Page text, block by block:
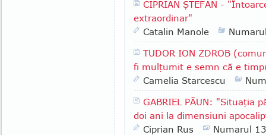
CIPRIAN ŞTEFAN -
extraordinar"
Catalin Manole
TUDOR ION ZDROB
fi mulţumit e semn că e
Camelia Starcescu
GABRIEL PĂUN: "Situaţia
doi ani la dimensiuni
Ciprian Rus
Numarul